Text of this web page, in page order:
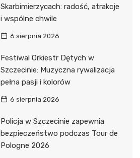
Skarbimierzycach: radość, atrakcje
i wspólne chwile
6 sierpnia 2026
Festiwal Orkiestr Dętych w
Szczecinie: Muzyczna rywalizacja
pełna pasji i kolorów
6 sierpnia 2026
Policja w Szczecinie zapewnia
bezpieczeństwo podczas Tour de
Pologne 2026